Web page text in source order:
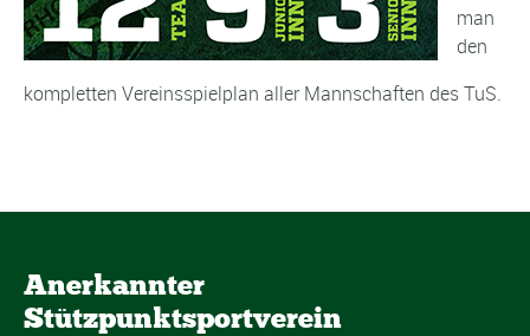
man
den
kompletten Vereinsspielplan aller Mannschaften des TuS.
Anerkannter
Stützpunktsportverein